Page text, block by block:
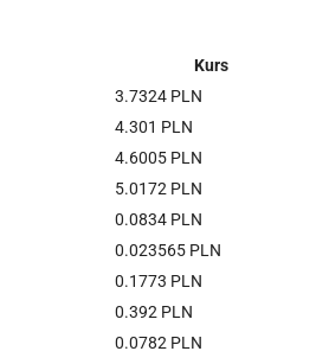
Kurs
3.7324 PLN
4.301 PLN
4.6005 PLN
5.0172 PLN
0.0834 PLN
0.023565 PLN
0.1773 PLN
0.392 PLN
0.0782 PLN